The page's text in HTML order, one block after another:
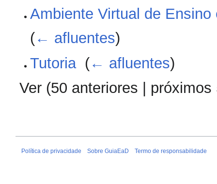
Ambiente Virtual de
(← afluentes)
Tutoria‎ (← afluentes)
Ver (50 anteriores próximos
Política de privacidade Sobre GuiaEaD Termo de responsabilidade